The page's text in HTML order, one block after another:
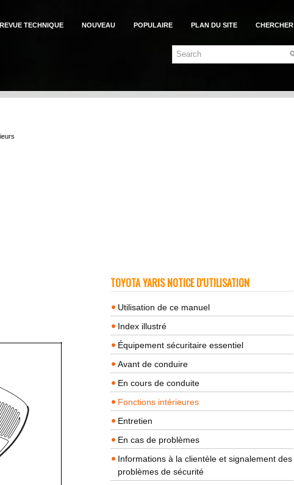
REVUE TECHNIQUE NOUVEAU POPULAIRE PLAN DU SITE CHERCHER
TOYOTA YARIS NOTICE D'UTILISATION
Utilisation de ce manuel
Index illustré
Équipement sécuritaire essentiel
Avant de conduire
En cours de conduite
Fonctions intérieures
Entretien
En cas de problèmes
Informations à la clientèle et signalement des
problèmes de sécurité